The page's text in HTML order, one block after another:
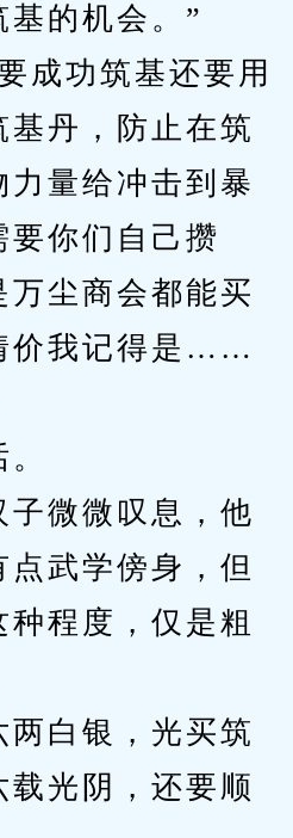
的机会。”
功筑基还要用
丹，防止在筑
量给冲击到暴
你们自己攒
尘商会都能买
价我记得是……
微微叹息，他
武学傍身，但
程度，仅是粗
白银，光买筑
光阴，还要顺